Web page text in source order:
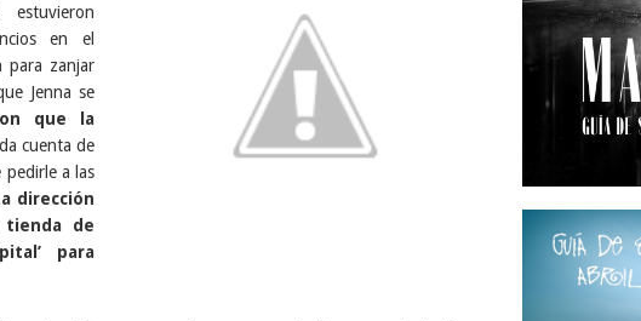
en el
para zanjar
Jenna se
que la
cuenta de
pedirle a las
dirección
tienda de
para